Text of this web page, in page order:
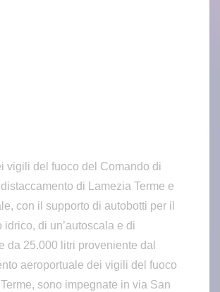
vigili del fuoco del Comando di
di Lamezia Terme e
con il supporto di autobotti per il
idrico, di un’autoscala e di
da 25.000 litri proveniente dal
aeroportuale dei vigili del fuoco
sono impegnate in via San